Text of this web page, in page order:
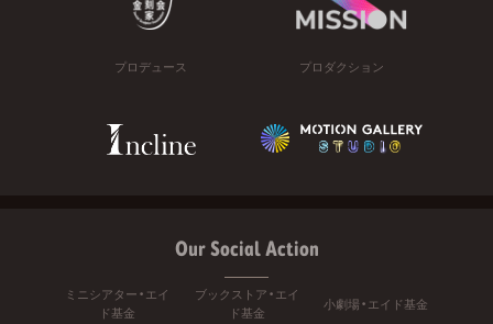
プロデュース プロダクション
Our Social Action
ミニシアター・エイ
ド基金
ブックストア・エイ
ド基金
小劇場・エイド基金